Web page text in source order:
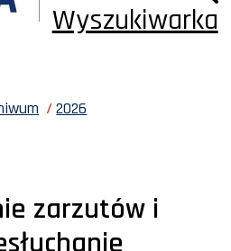
Wyszukiwarka
2026
zarzutów i